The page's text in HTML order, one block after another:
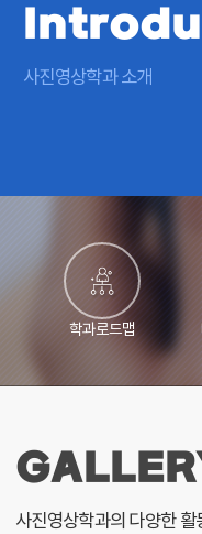
사진영상학과 소개
학과로드맵
사진영상학과의 다양한 활